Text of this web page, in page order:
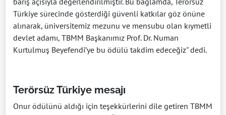
Türkiye sürecinde gösterdiği güvenli katkılar göz önüne
alınarak, üniversitemiz mezunu ve mensubu olan kıymetli
devlet adamı, TBMM Başkanımız Prof. Dr. Numan
Kurtulmuş Beyefendi’ye bu ödülü takdim edeceğiz" dedi.
Terörsüz Türkiye mesajı
Onur ödülünü aldığı için teşekkürlerini dile getiren TBMM